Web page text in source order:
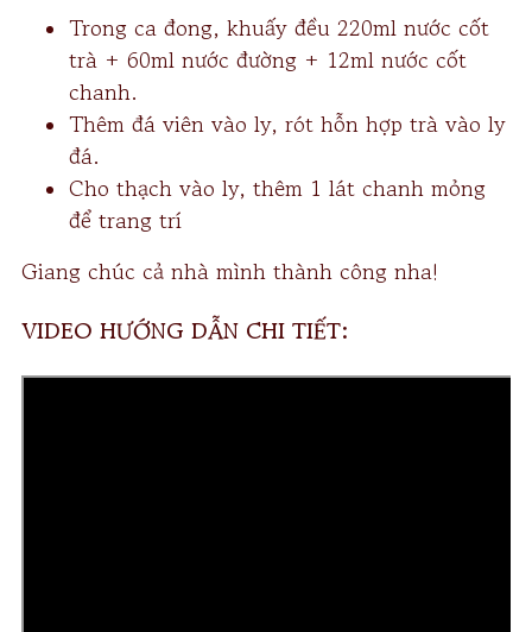
Trong ca đong, khuấy đều 220ml nước cốt
trà + 60ml nước đường + 12ml nước cốt
chanh.
Thêm đá viên vào ly, rót hỗn hợp trà vào ly
đá.
Cho thạch vào ly, thêm 1 lát chanh mỏng
để trang trí
Giang chúc cả nhà mình thành công nha!
VIDEO HƯỚNG DẪN CHI TIẾT: